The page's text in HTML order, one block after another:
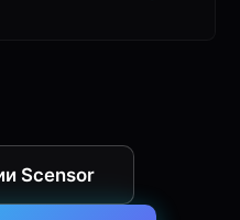
Scensor